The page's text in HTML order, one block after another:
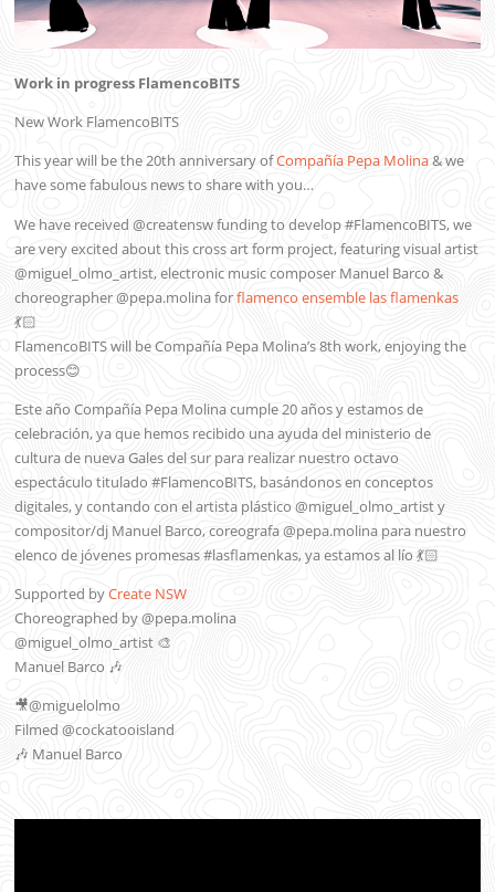
Work in progress FlamencoBITS
New Work FlamencoBITS
This year will be the 20th anniversary ofCompañía Pepa Molina& we
have some fabulous news to share with you…
We have received @creatensw funding to develop #FlamencoBITS, we
are very excited about this cross art form project, featuring visual artist
@miguel_olmo_artist, electronic music composer Manuel Barco &
choreographer @pepa.molina forflamenco ensemble las flamenkas
💃🏻
FlamencoBITS will be Compañía Pepa Molina’s 8th work, enjoying the
process😊
Este año Compañía Pepa Molina cumple 20 años y estamos de
celebración, ya que hemos recibido una ayuda del ministerio de
cultura de nueva Gales del sur para realizar nuestro octavo
espectáculo titulado #FlamencoBITS, basándonos en conceptos
digitales, y contando con el artista plástico @miguel_olmo_artist y
compositor/dj Manuel Barco, coreografa @pepa.molina para nuestro
elenco de jóvenes promesas #lasflamenkas, ya estamos al lío 💃🏻
Supported byCreate NSW
Choreographed by @pepa.molina
@miguel_olmo_artist 🎨
Manuel Barco 🎶
🎥@miguelolmo
Filmed @cockatooisland
🎶 Manuel Barco